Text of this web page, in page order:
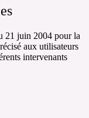
21 juin 2004 pour la
aux utilisateurs
intervenants